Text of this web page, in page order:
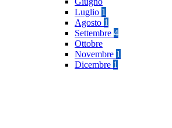
Luglio 1
Agosto 1
Settembre 4
Ottobre
Novembre 1
Dicembre 1